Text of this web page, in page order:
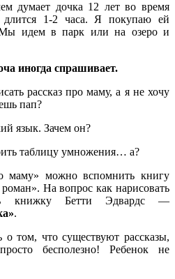
думает дочка 12 лет во время
1-2 часа. Я покупаю ей
идем в парк или на озеро и
иногда спрашивает.
рассказ про маму, а я не хочу
пап?
язык. Зачем он?
таблицу умножения… а?
маму» можно вспомнить книгу
На вопрос как нарисовать
книжку Бетти Эдвардс —
.
о том, что существуют рассказы,
бесполезно! Ребенок не